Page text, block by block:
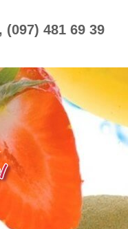
(097) 481 69 39